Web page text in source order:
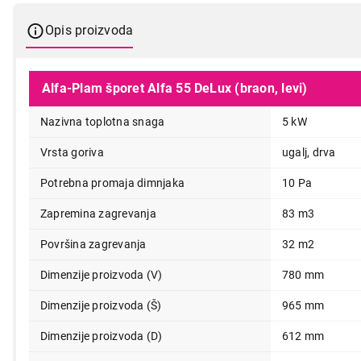
Opis proizvoda
Alfa-Plam šporet Alfa 55 DeLux (braon, levi)
Nazivna toplotna snaga 5 kW
Vrsta goriva ugalj, drva
Potrebna promaja dimnjaka 10 Pa
Zapremina zagrevanja 83 m3
Površina zagrevanja 32 m2
Dimenzije proizvoda (V) 780 mm
Dimenzije proizvoda (Š) 965 mm
Dimenzije proizvoda (D) 612 mm